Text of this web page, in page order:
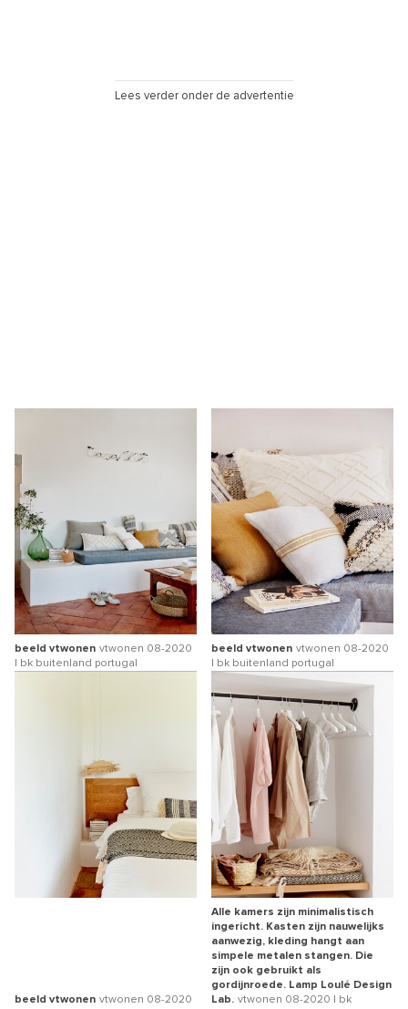
Lees verder onder de advertentie
beeld vtwonen vtwonen 08-2020
| bk buitenland portugal
beeld vtwonen vtwonen 08-2020
| bk buitenland portugal
beeld vtwonen vtwonen 08-2020
Alle kamers zijn minimalistisch
ingericht. Kasten zijn nauwelijks
aanwezig, kleding hangt aan
simpele metalen stangen. Die
zijn ook gebruikt als
gordijnroede. Lamp Loulé Design
Lab. vtwonen 08-2020 | bk